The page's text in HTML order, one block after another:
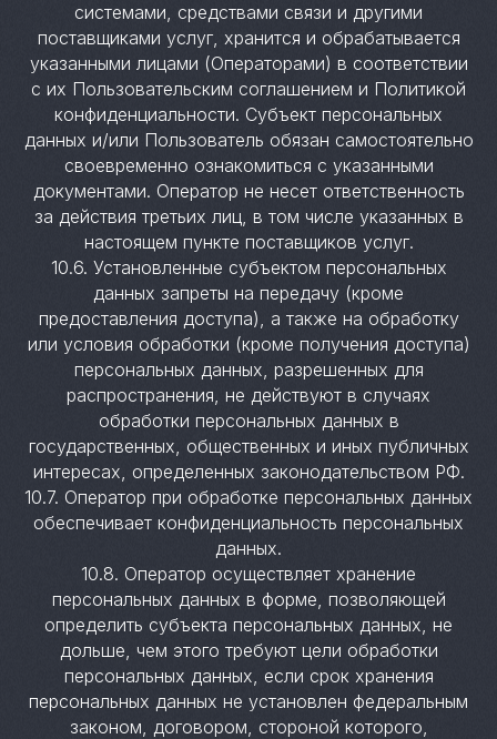
системами, средствами связи и другими
поставщиками услуг, хранится и обрабатывается
указанными лицами (Операторами) в соответствии
с их Пользовательским соглашением и Политикой
конфиденциальности. Субъект персональных
данных и/или Пользователь обязан самостоятельно
своевременно ознакомиться с указанными
документами. Оператор не несет ответственность
за действия третьих лиц, в том числе указанных в
настоящем пункте поставщиков услуг.
10.6. Установленные субъектом персональных
данных запреты на передачу (кроме
предоставления доступа), а также на обработку
или условия обработки (кроме получения доступа)
персональных данных, разрешенных для
распространения, не действуют в случаях
обработки персональных данных в
государственных, общественных и иных публичных
интересах, определенных законодательством РФ.
10.7. Оператор при обработке персональных данных
обеспечивает конфиденциальность персональных
данных.
10.8. Оператор осуществляет хранение
персональных данных в форме, позволяющей
определить субъекта персональных данных, не
дольше, чем этого требуют цели обработки
персональных данных, если срок хранения
персональных данных не установлен федеральным
законом, договором, стороной которого,